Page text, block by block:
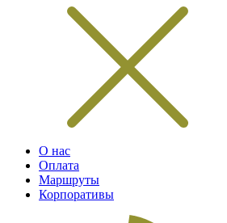
О нас
Оплата
Маршруты
Корпоративы